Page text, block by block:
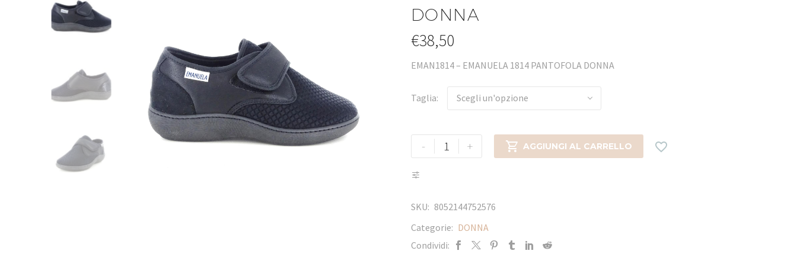
DONNA
€38,50
EMAN1814 – EMANUELA 1814 PANTOFOLA DONNA
Taglia Scegli un'opzione
- +  AGGIUNGI AL CARRELLO 
SKU: 8052144752576
Categorie: DONNA
Condividi: